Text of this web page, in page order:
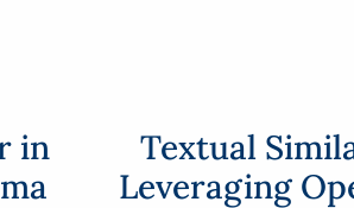
in
Textual
Leveraging